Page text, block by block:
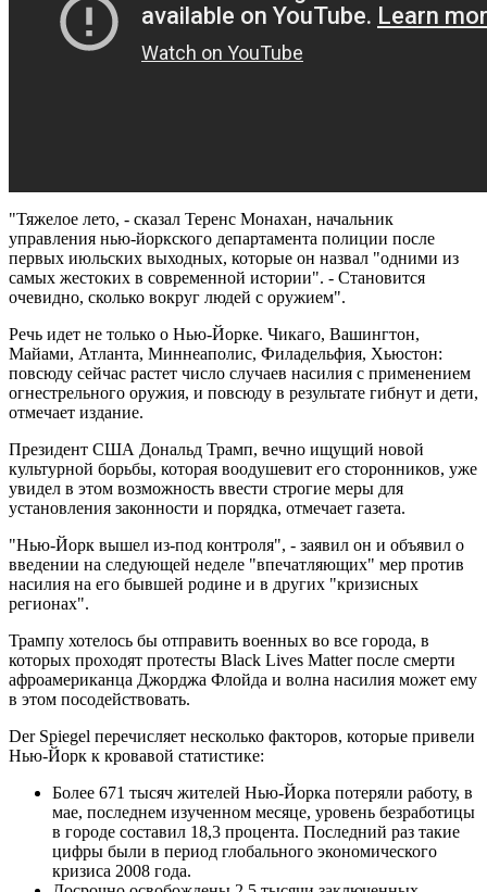
"Тяжелое лето, - сказал Теренс Монахан, начальник
управления нью-йоркского департамента полиции после
первых июльских выходных, которые он назвал "одними из
самых жестоких в современной истории". - Становится
очевидно, сколько вокруг людей с оружием".
Речь идет не только о Нью-Йорке. Чикаго, Вашингтон,
Майами, Атланта, Миннеаполис, Филадельфия, Хьюстон:
повсюду сейчас растет число случаев насилия с применением
огнестрельного оружия, и повсюду в результате гибнут и дети,
отмечает издание.
Президент США Дональд Трамп, вечно ищущий новой
культурной борьбы, которая воодушевит его сторонников, уже
увидел в этом возможность ввести строгие меры для
установления законности и порядка, отмечает газета.
"Нью-Йорк вышел из-под контроля", - заявил он и объявил о
введении на следующей неделе "впечатляющих" мер против
насилия на его бывшей родине и в других "кризисных
регионах".
Трампу хотелось бы отправить военных во все города, в
которых проходят протесты Black Lives Matter после смерти
афроамериканца Джорджа Флойда и волна насилия может ему
в этом посодействовать.
Der Spiegel перечисляет несколько факторов, которые привели
Нью-Йорк к кровавой статистике:
Более 671 тысяч жителей Нью-Йорка потеряли работу, в
мае, последнем изученном месяце, уровень безработицы
в городе составил 18,3 процента. Последний раз такие
цифры были в период глобального экономического
кризиса 2008 года.